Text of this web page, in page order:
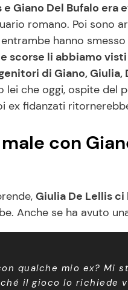
Giano Del Bufalo era
romano. Poi sono
hanno
scorse li abbiamo
di Giano, Giulia,
lei che oggi, ospite del
ex fidanzati
con
Giulia De Lellis
Anche se ha avuto
qualche mio ex? Mi
il gioco lo richiede